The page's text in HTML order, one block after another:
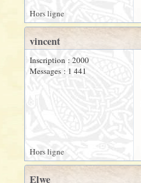
Hors ligne
vincent
Inscription : 2000
Messages : 1 441
Hors ligne
Elwe